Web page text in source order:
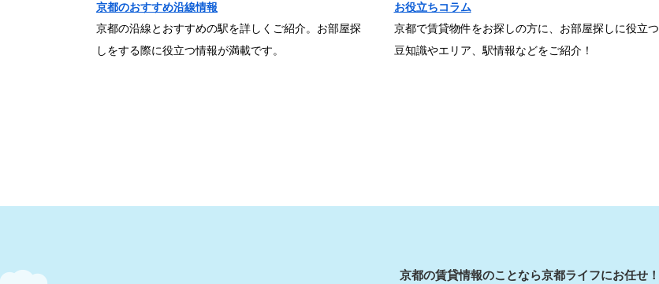
京都のおすすめ沿線情報
京都の沿線とおすすめの駅を詳しくご紹介。お部屋探
しをする際に役立つ情報が満載です。
お役立ちコラム
京都で賃貸物件をお探しの方に、お部屋探しに役立つ
豆知識やエリア、駅情報などをご紹介！
京都の賃貸情報のことなら京都ライフにお任せ！